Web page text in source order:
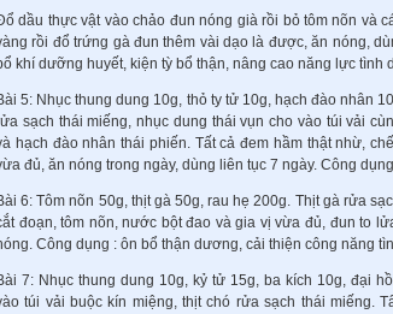
dầu thực vật vào chảo đun nóng già rồi bỏ tôm nõn và
rồi đổ trứng gà đun thêm vài dạo là được, ăn nóng,
khí dưỡng huyết, kiện tỳ bổ thận, nâng cao năng lực tình
5: Nhục thung dung 10g, thỏ ty tử 10g, hạch đào nhân
sạch thái miếng, nhục dung thái vụn cho vào túi vải
hạch đào nhân thái phiến. Tất cả đem hầm thật nhừ,
đủ, ăn nóng trong ngày, dùng liên tục 7 ngày. Công
6: Tôm nõn 50g, thịt gà 50g, rau hẹ 200g. Thịt gà rửa
đoạn, tôm nõn, nước bột đao và gia vị vừa đủ, đun to
Công dụng : ôn bổ thận dương, cải thiện công năng
7: Nhục thung dung 10g, kỷ tử 15g, ba kích 10g, đại
túi vải buộc kín miệng, thịt chó rửa sạch thái miếng.